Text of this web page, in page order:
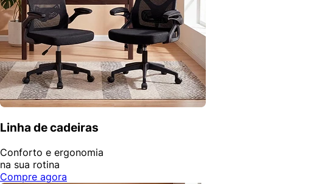
Linha de cadeiras
Conforto e ergonomia
na sua rotina
Compre agora